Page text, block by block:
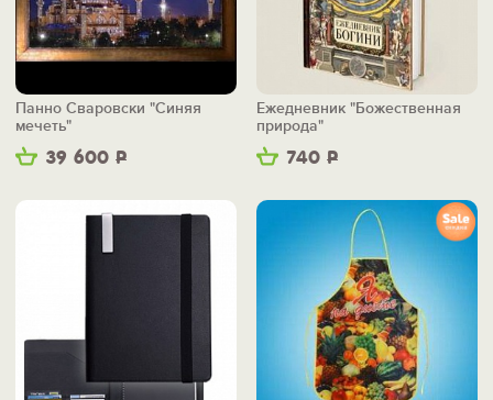
39 600 Р
Панно Сваровски "Синяя
мечеть"
740 Р
Ежедневник "Божественная
природа"